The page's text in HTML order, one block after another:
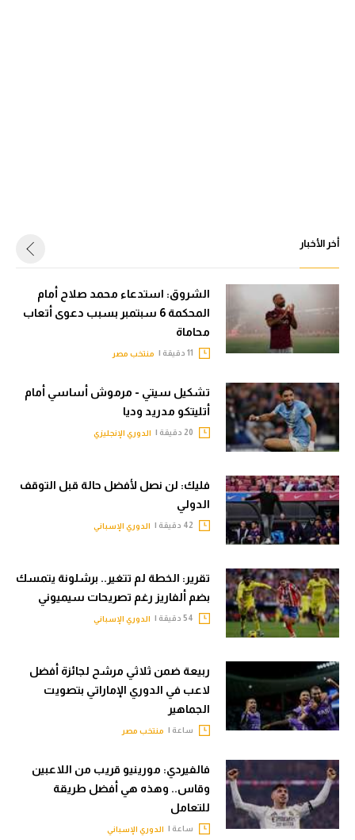
أخر الأخبار
الشروق: استدعاء محمد صلاح أمام
المحكمة 6 سبتمبر بسبب دعوى أتعاب
محاماة
منتخب مصر
تشكيل سيتي - مرموش أساسي أمام
أتليتكو مدريد وديا
الدوري الإنجليزي
فليك: لن نصل لأفضل حالة قبل التوقف
الدولي
الدوري الإسباني
تقرير: الخطة لم تتغير.. برشلونة يتمسك
بضم ألفاريز رغم تصريحات سيميوني
الدوري الإسباني
ربيعة ضمن ثلاثي مرشح لجائزة أفضل
لاعب في الدوري الإماراتي بتصويت
الجماهير
ساعة | منتخب مصر
فالفيردي: مورينيو قريب من اللاعبين
وقاس.. وهذه هي أفضل طريقة
للتعامل
ساعة | الدوري الإسباني